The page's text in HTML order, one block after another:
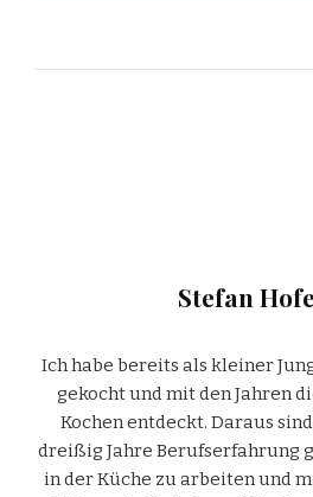
Stefan
Ich habe bereits als kleiner
gekocht und mit den Jahren
Kochen entdeckt. Daraus
dreißig Jahre Berufserfahrung
in der Küche zu arbeiten und